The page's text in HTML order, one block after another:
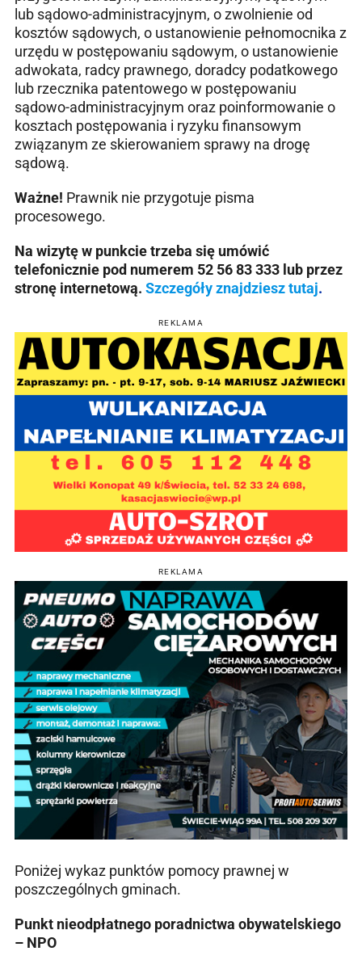
lub sądowo-administracyjnym, o zwolnienie od
kosztów sądowych, o ustanowienie pełnomocnika z
urzędu w postępowaniu sądowym, o ustanowienie
adwokata, radcy prawnego, doradcy podatkowego
lub rzecznika patentowego w postępowaniu
sądowo-administracyjnym oraz poinformowanie o
kosztach postępowania i ryzyku finansowym
związanym ze skierowaniem sprawy na drogę
sądową.
Ważne! Prawnik nie przygotuje pisma
procesowego.
Na wizytę w punkcie trzeba się umówić
telefonicznie pod numerem 52 56 83 333 lub przez
stronę internetową. Szczegóły znajdziesz tutaj.
REKLAMA
REKLAMA
Poniżej wykaz punktów pomocy prawnej w
poszczególnych gminach.
Punkt nieodpłatnego poradnictwa obywatelskiego
– NPO